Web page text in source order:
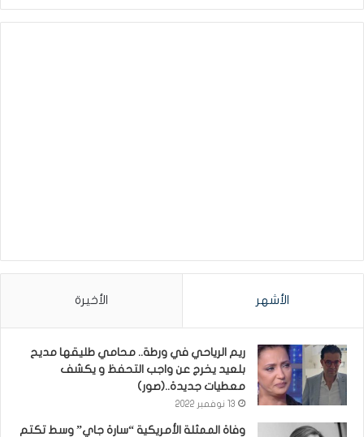
الأشهر الأخيرة
ريم الرياحي في ورطة.. محامي طليقها مديح
بلعيد يخرج عن واجب التحفظ و يكشف
معطيات جديدة..(صور)
13 نوفمبر 2022
وفاة الممثلة الأمريكية “سارة جاي” وسط تكتم